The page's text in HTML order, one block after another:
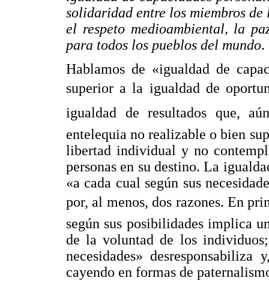
solidaridad entre los miembros
el respeto medioambiental, la
para todos los pueblos del mundo.
Hablamos de «igualdad de
superior a la igualdad de
igualdad de resultados que,
entelequia no realizable o bien
libertad individual y no
personas en su destino. La
«a cada cual según sus
por, al menos, dos razones. En
según sus posibilidades implica
de la voluntad de los
necesidades»
cayendo en formas de